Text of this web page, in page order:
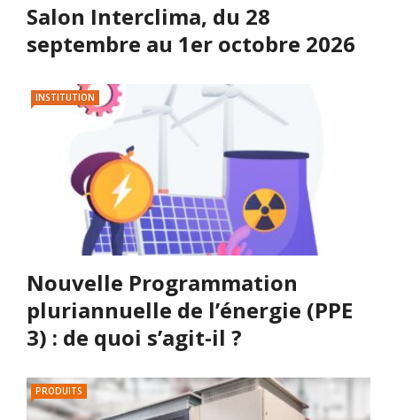
Salon Interclima, du 28
septembre au 1er octobre 2026
INSTITUTION
Nouvelle Programmation
pluriannuelle de l’énergie (PPE
3) : de quoi s’agit-il ?
PRODUITS